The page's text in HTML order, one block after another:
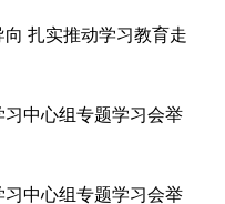
扎实推动学习教育走
中心组专题学习会举
中心组专题学习会举